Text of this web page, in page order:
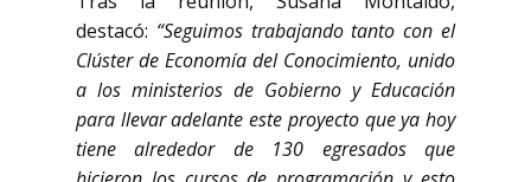
destacó: “Seguimos trabajando tanto con el
Clúster de Economía del Conocimiento, unido
a los ministerios de Gobierno y Educación
para llevar adelante este proyecto que ya hoy
tiene alrededor de 130 egresados que